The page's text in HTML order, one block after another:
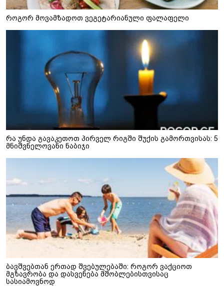
როგორ მოვამზადოთ ვეგეტარიანული ფალაფელი
რა უნდა გავაკეთოთ პირველ რიგში შუქის გამორთვისას: 5
მნიშვნელოვანი ნაბიჯი
ბავშვებთან ერთად შვებულებაში: როგორ ვაქციოთ
მგზავრობა და დასვენება მშობლებისთვისაც
სასიამოვნოდ